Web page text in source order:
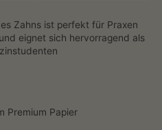
Zahns ist perfekt für Praxen
eignet sich hervorragend als
Premium Papier